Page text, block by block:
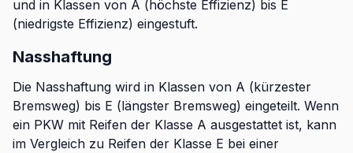
und in Klassen von A (höchste Effizienz) bis E
(niedrigste Effizienz) eingestuft.
Nasshaftung
Die Nasshaftung wird in Klassen von A (kürzester
Bremsweg) bis E (längster Bremsweg) eingeteilt. Wenn
ein PKW mit Reifen der Klasse A ausgestattet ist, kann
im Vergleich zu Reifen der Klasse E bei einer